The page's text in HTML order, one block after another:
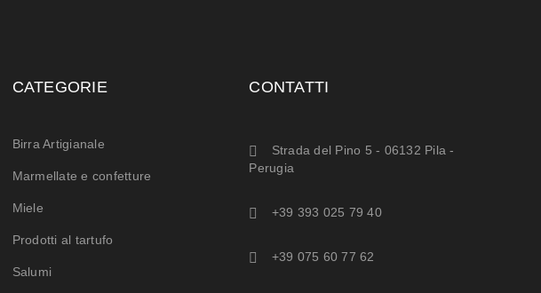
CATEGORIE
Birra Artigianale
Marmellate e confetture
Miele
Prodotti al tartufo
Salumi
CONTATTI
Strada del Pino 5 - 06132 Pila -
Perugia
+39 393 025 79 40
+39 075 60 77 62